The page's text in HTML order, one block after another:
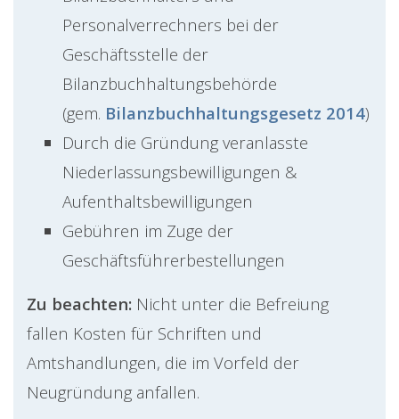
Personalverrechners bei der
Geschäftsstelle der
Bilanzbuchhaltungsbehörde
(gem. Bilanzbuchhaltungsgesetz 2014)
Durch die Gründung veranlasste
Niederlassungsbewilligungen &
Aufenthaltsbewilligungen
Gebühren im Zuge der
Geschäftsführerbestellungen
Zu beachten: Nicht unter die Befreiung
fallen Kosten für Schriften und
Amtshandlungen, die im Vorfeld der
Neugründung anfallen.